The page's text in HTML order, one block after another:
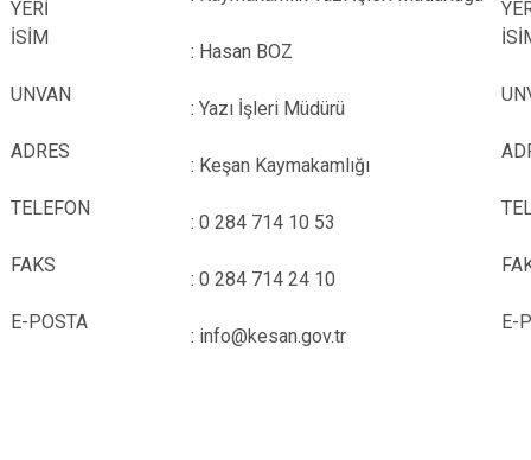
YERİ
İSİM
: Hasan BOZ
UNVAN
: Yazı İşleri Müdürü
ADRES
: Keşan Kaymakamlığı
TELEFON
: 0 284 714 10 53
FAKS
: 0 284 714 24 10
E-POSTA
: info@kesan.gov.tr
E-